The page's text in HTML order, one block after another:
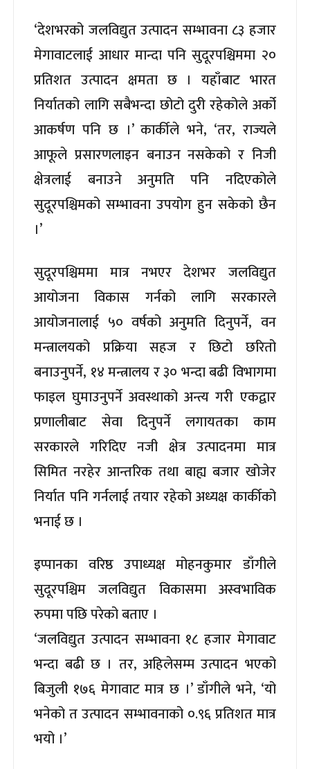
‘देशभरको जलविद्युत उत्पादन सम्भावना ८३ हजार
मेगावाटलाई आधार मान्दा पनि सुदूरपश्चिममा २०
प्रतिशत उत्पादन क्षमता छ । यहाँबाट भारत
निर्यातको लागि सबैभन्दा छोटो दुरी रहेकोले अर्को
आकर्षण पनि छ ।’ कार्कीले भने, ‘तर, राज्यले
आफूले प्रसारणलाइन बनाउन नसकेको र निजी
क्षेत्रलाई बनाउने अनुमति पनि नदिएकोले
सुदूरपश्चिमको सम्भावना उपयोग हुन सकेको छैन
।’
सुदूरपश्चिममा मात्र नभएर देशभर जलविद्युत
आयोजना विकास गर्नको लागि सरकारले
आयोजनालाई ५० वर्षको अनुमति दिनुपर्ने, वन
मन्त्रालयको प्रक्रिया सहज र छिटो छरितो
बनाउनुपर्ने, १४ मन्त्रालय र ३० भन्दा बढी विभागमा
फाइल घुमाउनुपर्ने अवस्थाको अन्त्य गरी एकद्वार
प्रणालीबाट सेवा दिनुपर्ने लगायतका काम
सरकारले गरिदिए नजी क्षेत्र उत्पादनमा मात्र
सिमित नरहेर आन्तरिक तथा बाह्य बजार खोजेर
निर्यात पनि गर्नलाई तयार रहेको अध्यक्ष कार्कीको
भनाई छ ।
इप्पानका वरिष्ठ उपाध्यक्ष मोहनकुमार डाँगीले
सुदूरपश्चिम जलविद्युत विकासमा अस्वभाविक
रुपमा पछि परेको बताए ।
‘जलविद्युत उत्पादन सम्भावना १८ हजार मेगावाट
भन्दा बढी छ । तर, अहिलेसम्म उत्पादन भएको
बिजुली १७६ मेगावाट मात्र छ ।’ डाँगीले भने, ‘यो
भनेको त उत्पादन सम्भावनाको ०.९६ प्रतिशत मात्र
भयो ।’